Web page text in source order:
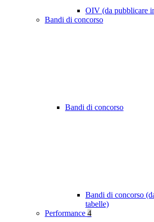
OIV (da pubblicare
Bandi di concorso
Bandi di concorso
Bandi di concorso
tabelle)
Performance 4